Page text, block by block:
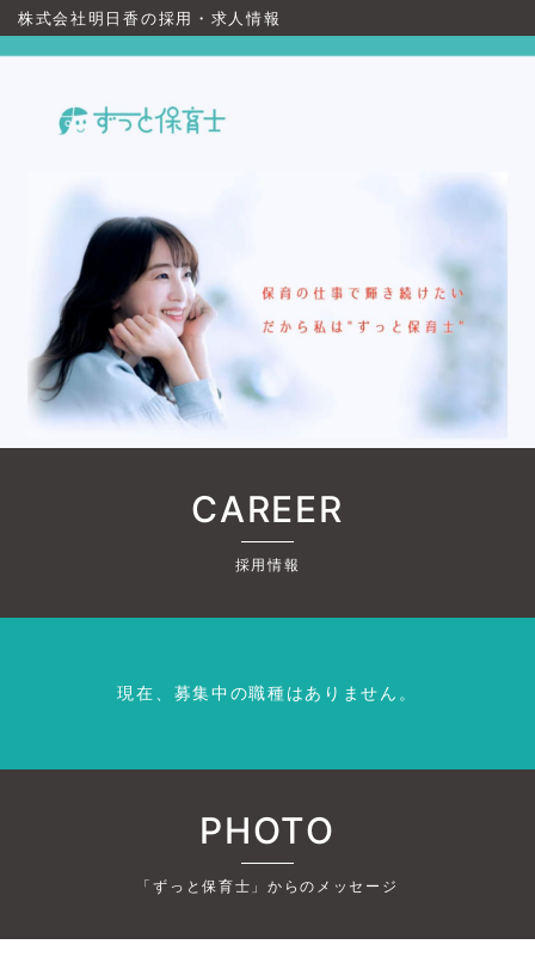
株式会社明日香の採用・求人情報
CAREER
採用情報
現在、募集中の職種はありません。
PHOTO
「ずっと保育士」からのメッセージ